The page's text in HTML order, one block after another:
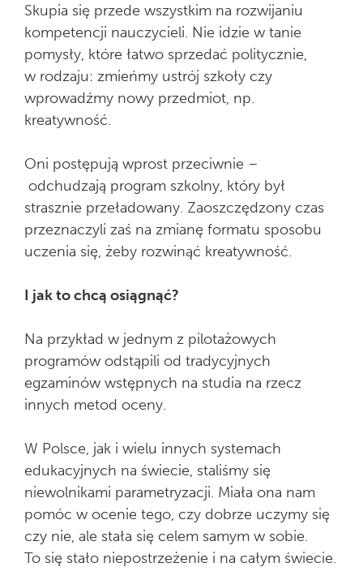
Skupia się przede wszystkim na rozwijaniu
kompetencji nauczycieli. Nie idzie w tanie
pomysły, które łatwo sprzedać politycznie,
w rodzaju: zmieńmy ustrój szkoły czy
wprowadźmy nowy przedmiot, np.
kreatywność.
Oni postępują wprost przeciwnie –
odchudzają program szkolny, który był
strasznie przeładowany. Zaoszczędzony czas
przeznaczyli zaś na zmianę formatu sposobu
uczenia się, żeby rozwinąć kreatywność.
I jak to chcą osiągnąć?
Na przykład w jednym z pilotażowych
programów odstąpili od tradycyjnych
egzaminów wstępnych na studia na rzecz
innych metod oceny.
W Polsce, jak i wielu innych systemach
edukacyjnych na świecie, staliśmy się
niewolnikami parametryzacji. Miała ona nam
pomóc w ocenie tego, czy dobrze uczymy się
czy nie, ale stała się celem samym w sobie.
To się stało niepostrzeżenie i na całym świecie.